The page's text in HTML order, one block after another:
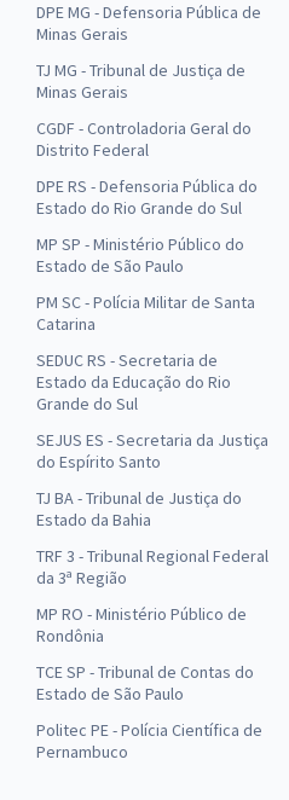
DPE MG - Defensoria Pública de
Minas Gerais
TJ MG - Tribunal de Justiça de
Minas Gerais
CGDF - Controladoria Geral do
Distrito Federal
DPE RS - Defensoria Pública do
Estado do Rio Grande do Sul
MP SP - Ministério Público do
Estado de São Paulo
PM SC - Polícia Militar de Santa
Catarina
SEDUC RS - Secretaria de
Estado da Educação do Rio
Grande do Sul
SEJUS ES - Secretaria da Justiça
do Espírito Santo
TJ BA - Tribunal de Justiça do
Estado da Bahia
TRF 3 - Tribunal Regional Federal
da 3ª Região
MP RO - Ministério Público de
Rondônia
TCE SP - Tribunal de Contas do
Estado de São Paulo
Politec PE - Polícia Científica de
Pernambuco